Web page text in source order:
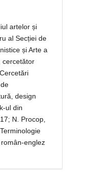
artelor și
al Secției de
și Arte a
cercetător
design
ul din
N. Procop,
englez